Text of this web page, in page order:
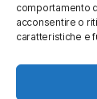
comportamento
acconsentire o
caratteristiche e